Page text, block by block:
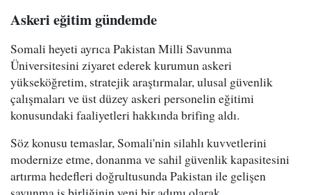
Askeri eğitim gündemde
Somali heyeti ayrıca Pakistan Milli Savunma
Üniversitesini ziyaret ederek kurumun askeri
yükseköğretim, stratejik araştırmalar, ulusal güvenlik
çalışmaları ve üst düzey askeri personelin eğitimi
konusundaki faaliyetleri hakkında brifing aldı.
Söz konusu temaslar, Somali'nin silahlı kuvvetlerini
modernize etme, donanma ve sahil güvenlik kapasitesini
artırma hedefleri doğrultusunda Pakistan ile gelişen